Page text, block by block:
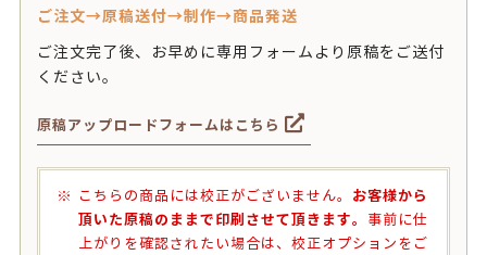
ご注文→原稿送付→制作→商品発送
ご注文完了後、お早めに専用フォームより原稿をご送付
ください。
原稿アップロードフォームはこちら
こちらの商品には校正がございません。 お客様から
頂いた原稿のままで印刷させて頂きます。 事前に仕
上がりを確認されたい場合は、校正オプションをご